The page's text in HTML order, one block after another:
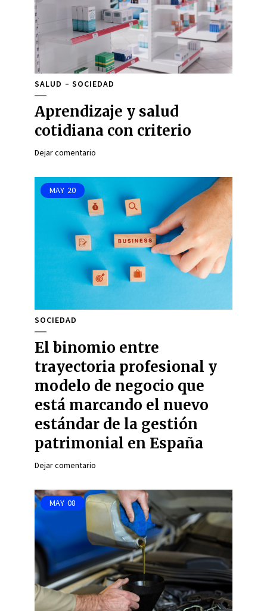
SALUD SOCIEDAD
Aprendizaje y salud
cotidiana con criterio
Dejar comentario
MAY 20
SOCIEDAD
El binomio entre
trayectoria profesional y
modelo de negocio que
está marcando el nuevo
estándar de la gestión
patrimonial en España
Dejar comentario
MAY 08